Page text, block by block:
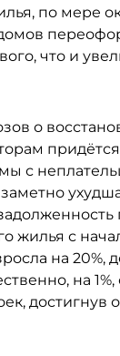
по мере
что и
о
с
жилья с
на 20%,
на 1%,
достигнув